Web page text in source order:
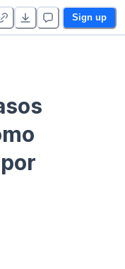
Sign up